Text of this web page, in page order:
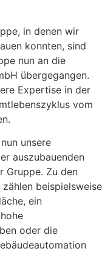
in denen wir
konnten, sind
nun an die
übergegangen.
Expertise in der
vom
unsere
auszubauenden
Gruppe. Zu den
zählen beispielsweise
ein
oder die